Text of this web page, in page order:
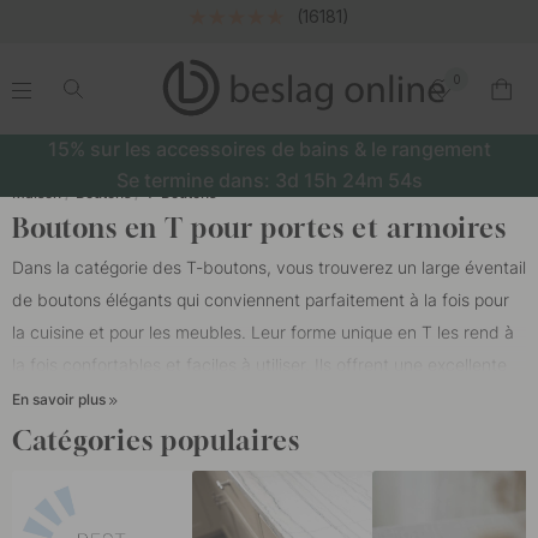
Livraison gratuite dès 49 €
.
0
.
15% sur les accessoires de bains & le rangement
Se termine dans: 3d 15h 24m 53s
Maison Boutons T-Boutons
Boutons en T pour portes et armoires
Dans la catégorie des T-boutons, vous trouverez un large éventail
de boutons élégants qui conviennent parfaitement à la fois pour
la cuisine et pour les meubles. Leur forme unique en T les rend à
prise en main et rehaussent instantanément le design des
armoires, des garde-robes et d'autres meubles. Les T-boutons se
marient parfaitement avec d'autres
créer un style harmonieux et cohérent, par exemple dans la
cuisine. Ils peuvent être assortis à différents modèles de
En savoir plus
Catégories populaires